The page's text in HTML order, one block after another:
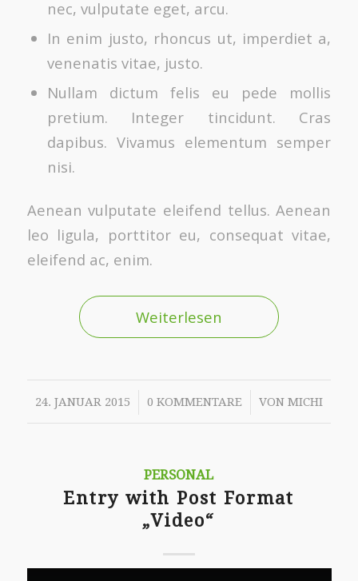
nec, vulputate eget, arcu.
In enim justo, rhoncus ut, imperdiet a,
venenatis vitae, justo.
Nullam dictum felis eu pede mollis
pretium. Integer tincidunt. Cras
dapibus. Vivamus elementum semper
nisi.
Aenean vulputate eleifend tellus. Aenean
leo ligula, porttitor eu, consequat vitae,
eleifend ac, enim.
Weiterlesen
24. JANUAR 2015
/ 0 KOMMENTARE
/ VON MICHI
PERSONAL
Entry with Post Format
„Video“